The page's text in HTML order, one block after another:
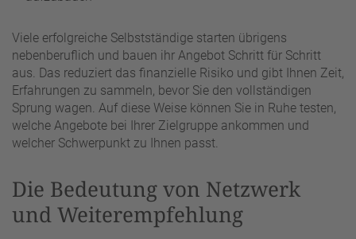
Viele erfolgreiche Selbstständige starten übrigens
nebenberuflich und bauen ihr Angebot Schritt für Schritt
aus. Das reduziert das finanzielle Risiko und gibt Ihnen Zeit,
Erfahrungen zu sammeln, bevor Sie den vollständigen
Sprung wagen. Auf diese Weise können Sie in Ruhe testen,
welche Angebote bei Ihrer Zielgruppe ankommen und
welcher Schwerpunkt zu Ihnen passt.
Die Bedeutung von Netzwerk
und Weiterempfehlung